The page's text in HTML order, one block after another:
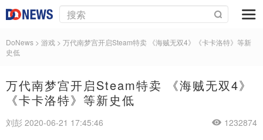
DoNews > 游戏 > 万代南梦宫开启Steam特卖 《海贼无双4》《卡卡洛特》等新
史低
万代南梦宫开启Steam特卖 《海贼无双4》
《卡卡洛特》等新史低
刘彭 2020-06-21 17:45:46 1232874